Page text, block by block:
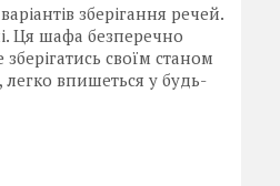
зберігання речей.
Ця шафа безперечно
своїм станом
впишеться у будь-